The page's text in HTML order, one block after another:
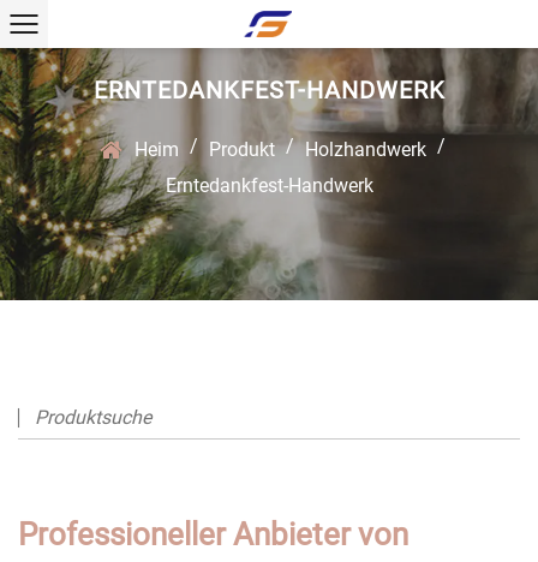
ERNTEDANKFEST-HANDWERK
Heim / Produkt / Holzhandwerk /
Erntedankfest-Handwerk
Professioneller Anbieter von